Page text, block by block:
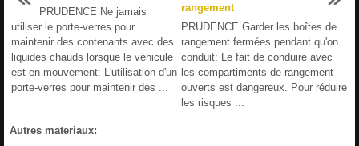
PRUDENCE Ne jamais
utiliser le porte-verres pour
maintenir des contenants avec des
liquides chauds lorsque le véhicule
est en mouvement: L'utilisation d'un
porte-verres pour maintenir des ...
rangement
PRUDENCE Garder les boîtes de
rangement fermées pendant qu'on
conduit: Le fait de conduire avec
les compartiments de rangement
ouverts est dangereux. Pour réduire
les risques ...
Autres materiaux: